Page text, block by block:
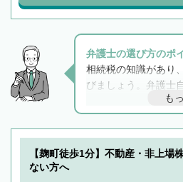
弁護士の選び方のポ
相続税の知識があり
びましょう。弁護士
と他士業との連携も
解決のみならず相続
できます。また、相
でフィーリングも重
も
【麹町徒歩1分】不動産・非上場
ない方へ